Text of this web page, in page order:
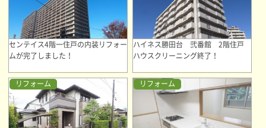
センテイス4階一住戸の内装リフォー
ムが完了しました！
ハイネス勝田台 弐番館 2階住戸
ハウスクリーニング終了！
リフォーム リフォーム